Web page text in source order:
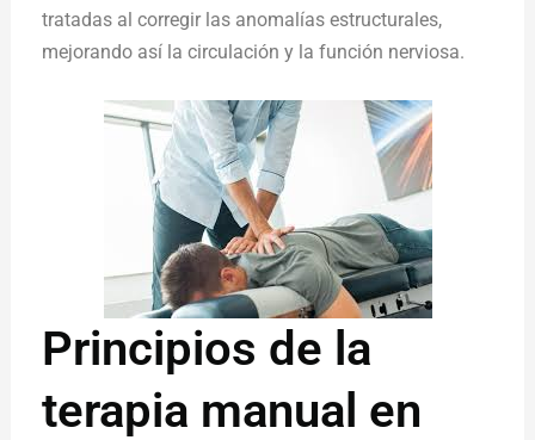
tratadas al corregir las anomalías estructurales,
mejorando así la circulación y la función nerviosa.
Principios de la
terapia manual en